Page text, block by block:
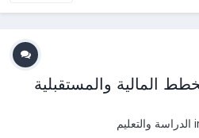
المالية والمستقبلية
الدراسة والتعليم